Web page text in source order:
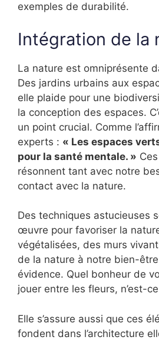
exemples de durabilité.
Intégration de la
La nature est omniprésente
Des jardins urbains aux
elle plaide pour une
la conception des espaces.
un point crucial. Comme
experts : « Les espaces
pour la santé mentale. »
résonnent tant avec notre
contact avec la nature.
Des techniques astucieuses
œuvre pour favoriser la
végétalisées, des murs
de la nature à notre bien-
évidence. Quel bonheur de
jouer entre les fleurs, n’est-
Elle s’assure aussi que ces
fondent dans l’architecture